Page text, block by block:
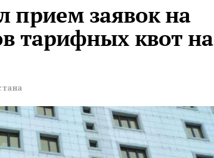
прием заявок на
тарифных квот на